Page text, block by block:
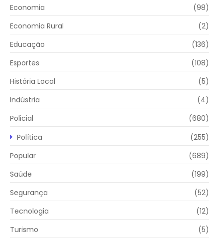
Economia
(98)
Economia Rural
(2)
Educação
(136)
Esportes
(108)
História Local
(5)
Indústria
(4)
Policial
(680)
Política
(255)
Popular
(689)
Saúde
(199)
Segurança
(52)
Tecnologia
(12)
Turismo
(5)